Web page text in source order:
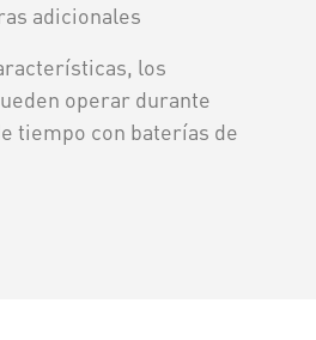
adicionales
los
operar durante
tiempo con baterías de